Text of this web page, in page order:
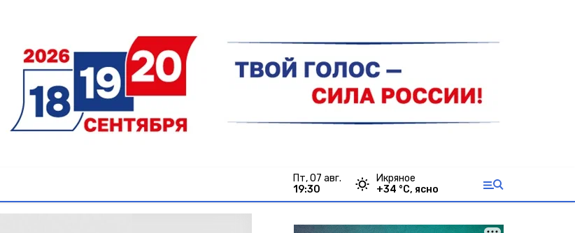
пт, 07 авг.
19:30
Икряное
+34 °С, ясно